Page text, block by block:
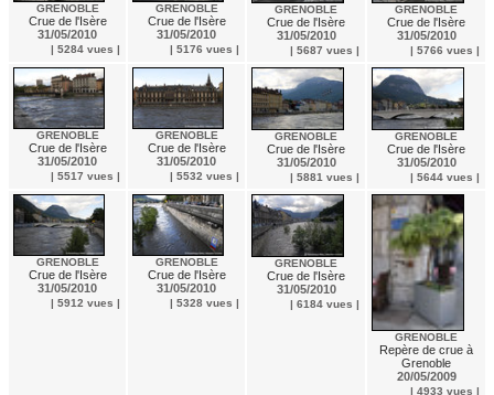
GRENOBLE
Crue de l'Isère
31/05/2010
| 5284 vues |
GRENOBLE
Crue de l'Isère
31/05/2010
| 5176 vues |
GRENOBLE
Crue de l'Isère
31/05/2010
| 5687 vues |
GRENOBLE
Crue de l'Isère
31/05/2010
| 5766 vues |
GRENOBLE
Crue de l'Isère
31/05/2010
| 5517 vues |
GRENOBLE
Crue de l'Isère
31/05/2010
| 5532 vues |
GRENOBLE
Crue de l'Isère
31/05/2010
| 5881 vues |
GRENOBLE
Crue de l'Isère
31/05/2010
| 5644 vues |
GRENOBLE
Crue de l'Isère
31/05/2010
| 5912 vues |
GRENOBLE
Crue de l'Isère
31/05/2010
| 5328 vues |
GRENOBLE
Crue de l'Isère
31/05/2010
| 6184 vues |
GRENOBLE
Repère de crue à
Grenoble
20/05/2009
| 4933 vues |